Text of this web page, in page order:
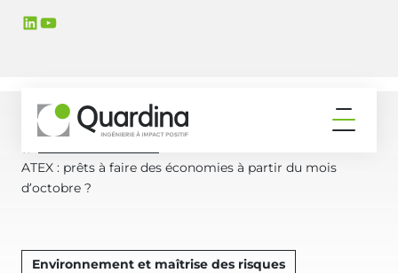
LinkedIn
YouTube
Ouvrir
Accueil
ATEX : prêts à faire des économies à partir du mois
d’octobre ?
Environnement et maîtrise des risques